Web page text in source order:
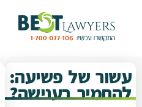
עשור של פשיעה:
להחמיר בענישה?